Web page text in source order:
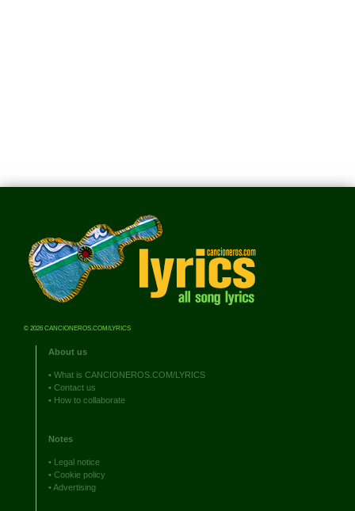
© 2026 CANCIONEROS.COM/LYRICS
About us
• What is CANCIONEROS.COM/LYRICS
• Contact us
• How to collaborate
Notes
• Legal notice
• Cookie policy
•Advertising